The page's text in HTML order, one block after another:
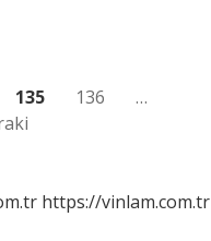
135 136
…
https://vinlam.com.tr